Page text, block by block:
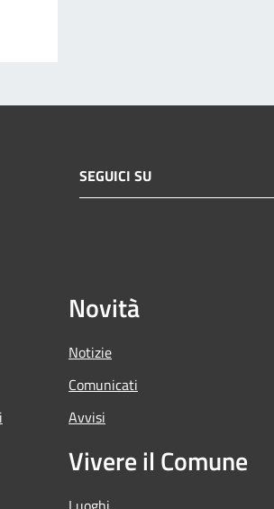
SEGUICI SU
Novità
Notizie
Comunicati
Avvisi
Vivere il Comune